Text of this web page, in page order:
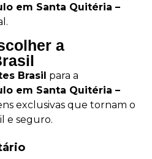
em Santa Quitéria –
a
Brasil para a
em Santa Quitéria –
exclusivas que tornam o
e seguro.